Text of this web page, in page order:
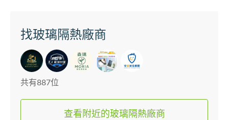
找玻璃隔熱廠商
共有887位
查看附近的玻璃隔熱廠商